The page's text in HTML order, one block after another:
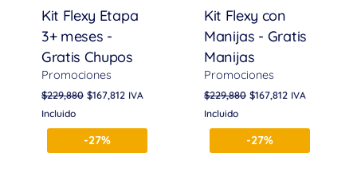
Kit Flexy Etapa
3+ meses -
Gratis Chupos
Promociones
$229,880 $167,812 IVA
Incluido
-27%
Kit Flexy con
Manijas - Gratis
Manijas
Promociones
$229,880 $167,812 IVA
Incluido
-27%